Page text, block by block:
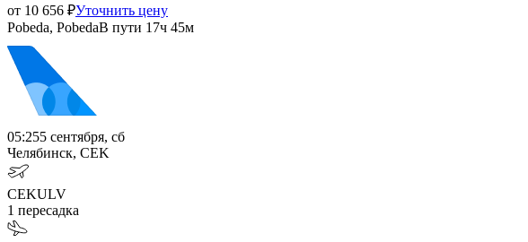
от 10 656 ₽Уточнить цену
Pobeda, PobedaВ пути 17ч 45м
05:255 сентября, сб
Челябинск, CEK
CEKULV
1 пересадка